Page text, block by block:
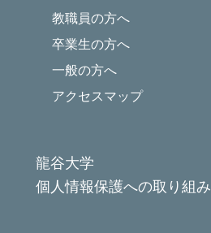
教職員の方へ
卒業生の方へ
一般の方へ
アクセスマップ
龍谷大学
個人情報保護への取り組み